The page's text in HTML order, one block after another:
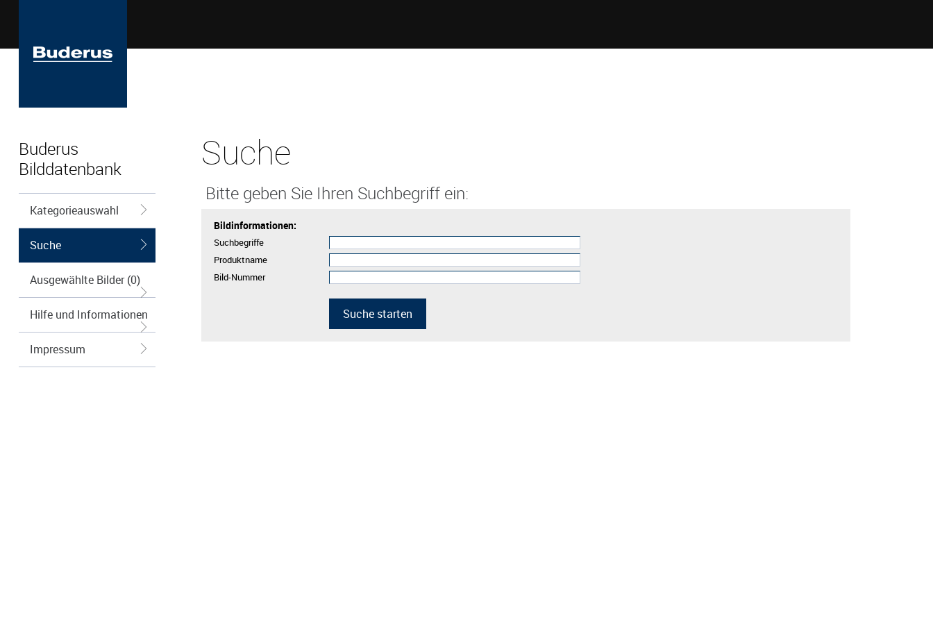
Buderus
Bilddatenbank
Kategorieauswahl
Suche
Ausgewählte Bilder (0)
Hilfe und Informationen
Impressum
Suche
Bitte geben Sie Ihren Suchbegriff ein:
Bildinformationen:
Suchbegriffe
Produktname
Bild-Nummer